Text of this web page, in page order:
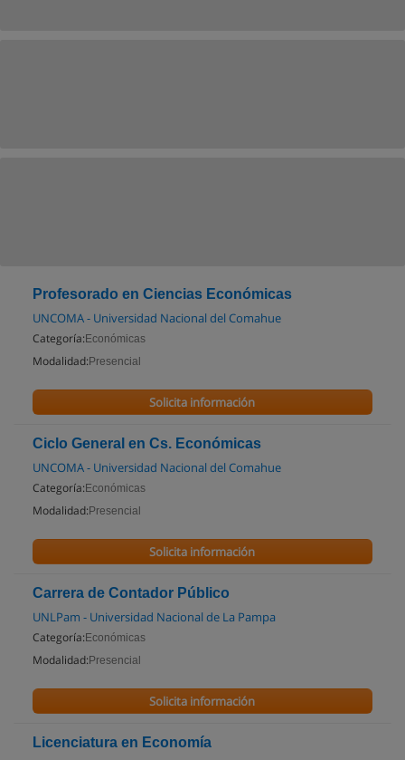
Profesorado en Ciencias Económicas
UNCOMA - Universidad Nacional del Comahue
Categoría: Económicas
Modalidad: Presencial
Solicita información
Ciclo General en Cs. Económicas
UNCOMA - Universidad Nacional del Comahue
Categoría: Económicas
Modalidad: Presencial
Solicita información
Carrera de Contador Público
UNLPam - Universidad Nacional de La Pampa
Categoría: Económicas
Modalidad: Presencial
Solicita información
Licenciatura en Economía